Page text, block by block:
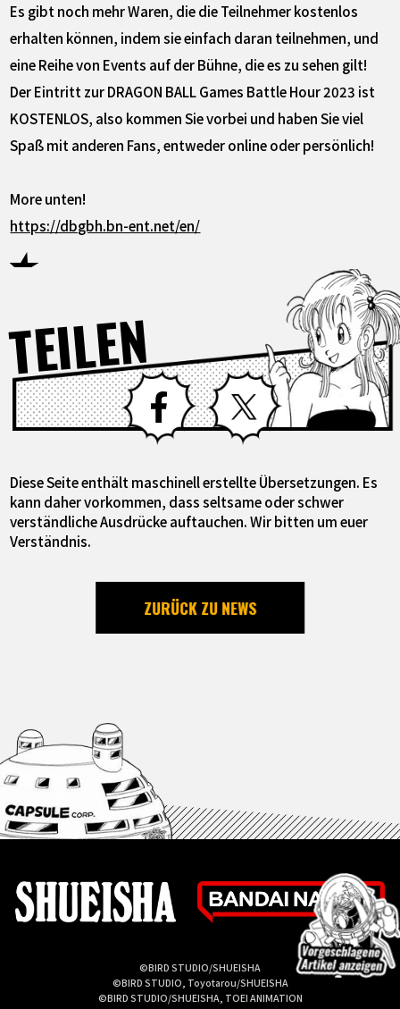
Es gibt noch mehr Waren, die die Teilnehmer kostenlos
erhalten können, indem sie einfach daran teilnehmen, und
eine Reihe von Events auf der Bühne, die es zu sehen gilt!
Der Eintritt zur DRAGON BALL Games Battle Hour 2023 ist
KOSTENLOS, also kommen Sie vorbei und haben Sie viel
Spaß mit anderen Fans, entweder online oder persönlich!
More unten!
https://dbgbh.bn-ent.net/en/
TEILEN Facebook X
Diese Seite enthält maschinell erstellte Übersetzungen. Es
kann daher vorkommen, dass seltsame oder schwer
verständliche Ausdrücke auftauchen. Wir bitten um euer
Verständnis.
ZURÜCK ZU NEWS
©BIRD STUDIO/SHUEISHA
©BIRD STUDIO, Toyotarou/SHUEISHA
©BIRD STUDIO/SHUEISHA, TOEI ANIMATION